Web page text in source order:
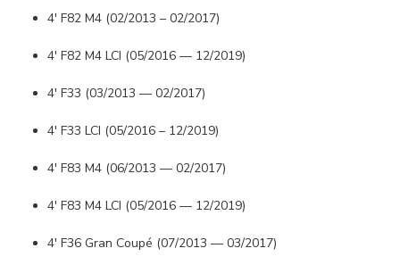
4' F82 M4 (02/2013 – 02/2017)
4' F82 M4 LCI (05/2016 — 12/2019)
4' F33 (03/2013 — 02/2017)
4' F33 LCI (05/2016 – 12/2019)
4' F83 M4 (06/2013 — 02/2017)
4' F83 M4 LCI (05/2016 — 12/2019)
4' F36 Gran Coupé (07/2013 — 03/2017)